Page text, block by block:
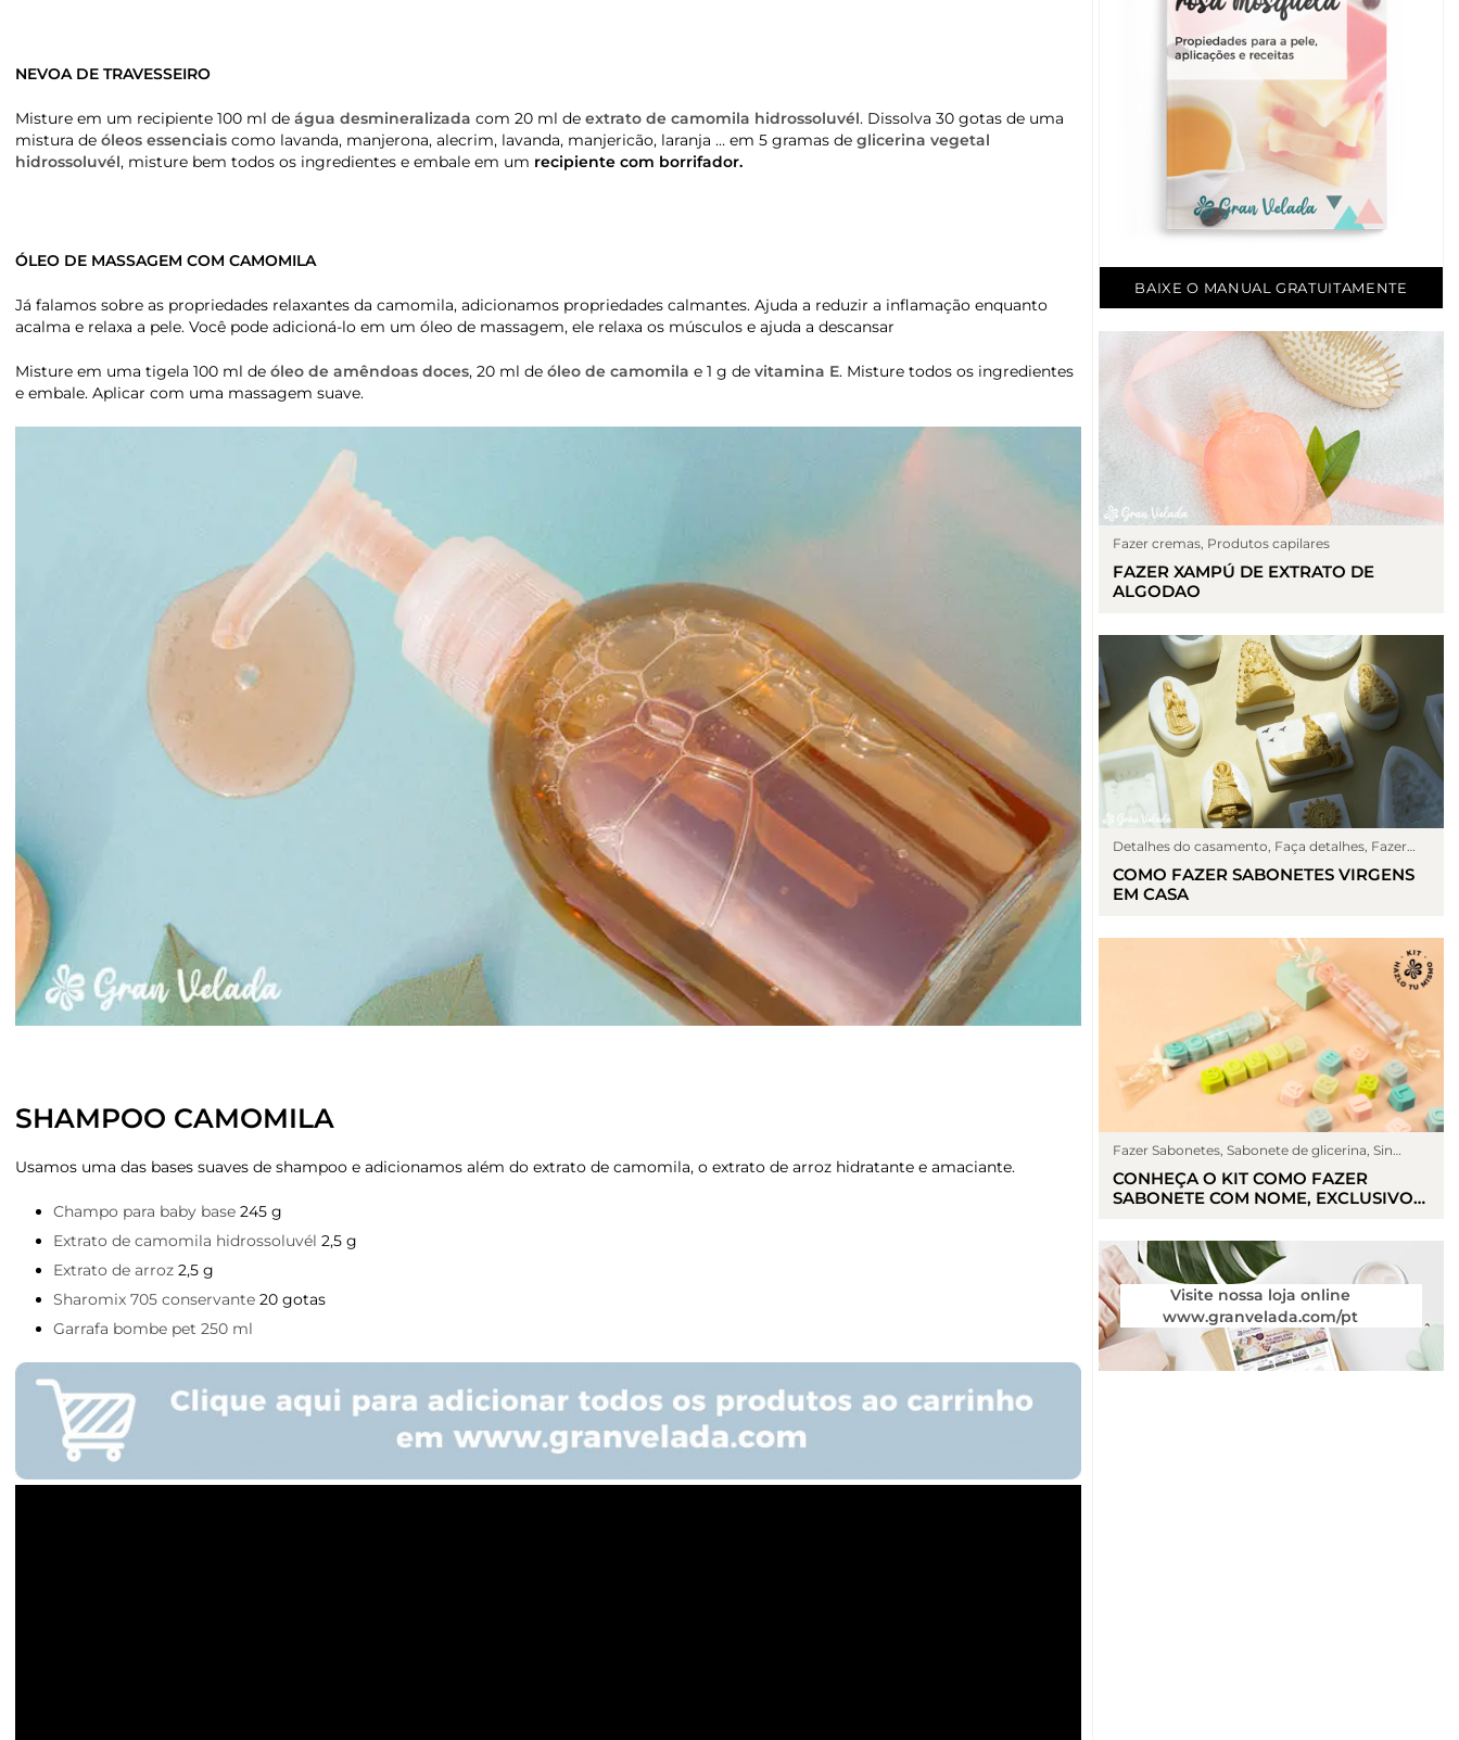
NEVOA DE TRAVESSEIRO
Misture em um recipiente 100 ml de água desmineralizada com 20 ml de extrato de camomila hidrossoluvél. Dissolva 30 gotas de uma
mistura de óleos essenciais como lavanda, manjerona, alecrim, lavanda, manjericão, laranja … em 5 gramas de glicerina vegetal
hidrossoluvél, misture bem todos os ingredientes e embale em um recipiente com borrifador.
ÓLEO DE MASSAGEM COM CAMOMILA
Já falamos sobre as propriedades relaxantes da camomila, adicionamos propriedades calmantes. Ajuda a reduzir a inflamação enquanto
acalma e relaxa a pele. Você pode adicioná-lo em um óleo de massagem, ele relaxa os músculos e ajuda a descansar
Misture em uma tigela 100 ml de óleo de amêndoas doces, 20 ml de óleo de camomila e 1 g de vitamina E. Misture todos os ingredientes
e embale. Aplicar com uma massagem suave.
SHAMPOO CAMOMILA
Usamos uma das bases suaves de shampoo e adicionamos além do extrato de camomila, o extrato de arroz hidratante e amaciante.
Champo para baby base 245 g
Extrato de camomila hidrossoluvél 2,5 g
Extrato de arroz 2,5 g
Sharomix 705 conservante 20 gotas
Garrafa bombe pet 250 ml
BAIXE O MANUAL GRATUITAMENTE
Fazer cremas Produtos capilares
FAZER XAMPÚ DE EXTRATO DE
ALGODAO
Detalhes do casamento, Faça detalhes, Fazer
Sabonetes ,Sabonete de glicerina, Sin categoría
COMO FAZER SABONETES VIRGENS
EM CASA
Fazer Sabonetes ,Sabonete de glicerina ,Sin
categoría
CONHEÇA O KIT COMO FAZER
SABONETE COM NOME, EXCLUSIVO
Visite nossa loja online
www.granvelada.com/pt